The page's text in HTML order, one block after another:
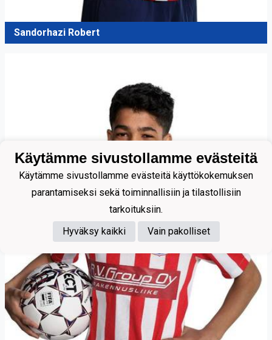
Sandorhazi Robert
Käytämme sivustollamme evästeitä
Käytämme sivustollamme evästeitä käyttökokemuksen
parantamiseksi sekä toiminnallisiin ja tilastollisiin
tarkoituksiin.
Hyväksy kaikki
Vain pakolliset